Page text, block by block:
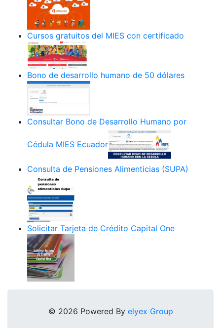
Cursos gratuitos del MIES con certificado
Bono de desarrollo humano de 50 dólares
Consultar Bono de Desarrollo Humano por
Cédula MIES Ecuador
Consulta de Pensiones Alimenticias (SUPA)
Solicitar Tarjeta de Crédito Capital One
© 2026 Powered By elyex Group